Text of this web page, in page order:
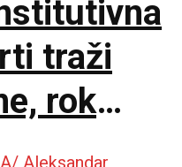
traži
rok
ističe